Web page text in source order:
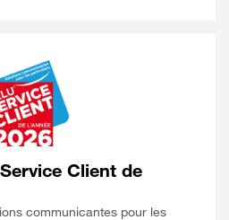
Client de
communicantes pour les